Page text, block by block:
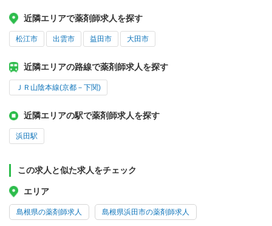
近隣エリアで薬剤師求人を探す
松江市 出雲市 益田市 大田市
近隣エリアの路線で薬剤師求人を探す
ＪＲ山陰本線(京都－下関)
近隣エリアの駅で薬剤師求人を探す
浜田駅
この求人と似た求人をチェック
エリア
島根県の薬剤師求人 島根県浜田市の薬剤師求人